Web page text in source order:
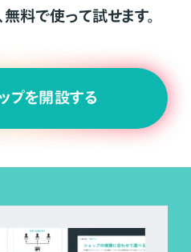
料で使って試せます。
プを開設する